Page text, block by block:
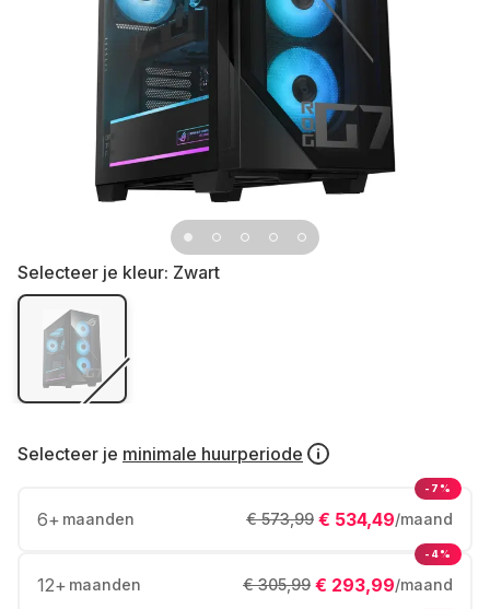
Selecteer je kleur: Zwart
Selecteer je minimale huurperiode
6+ maanden € 534,49/maand
€ 573,99
-7%
12+ maanden € 293,99/maand
€ 305,99
-4%